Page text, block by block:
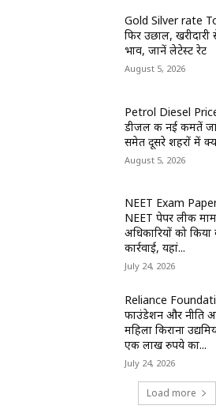
Gold Silver rate
फिर उछाल,
भाव, जानें लेटेस्ट रेट
August 5, 2026
Petrol Diesel
डीजल की नई कीमतें
समेत दूसरे शहरों में
August 5, 2026
NEET Exam
NEET पेपर लीक
अधिकारियों को किया
कार्रवाई, यहां...
July 24, 2026
Reliance
फाउंडेशन और नीति
महिला किराना
एक लाख रुपये का...
July 24, 2026
Load more